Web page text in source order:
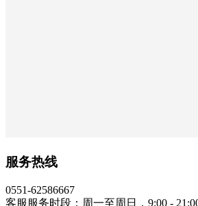
服务热线
0551-62586667
客服服务时段：周一至周日，9:00 -